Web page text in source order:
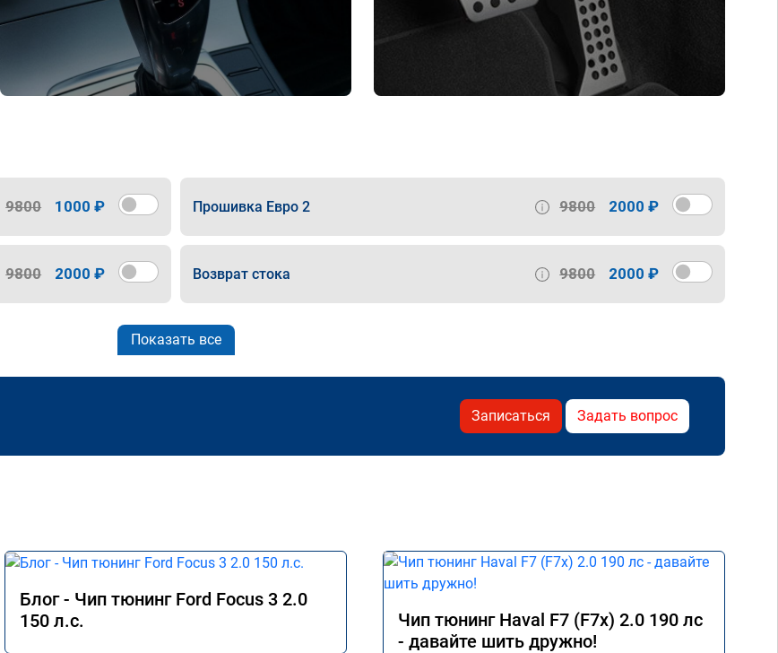
9800 1000 ₽ Прошивка Евро 2 9800 2000 ₽
9800 2000 ₽ Возврат стока 9800 2000 ₽
Показать все
Записаться Задать вопрос
Блог - Чип тюнинг Ford Focus 3 2.0
150 л.с.
Чип тюнинг Haval F7 (F7x) 2.0 190 лс
- давайте шить дружно!